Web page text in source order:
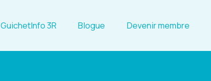
GuichetInfo 3R Blogue Devenir membre